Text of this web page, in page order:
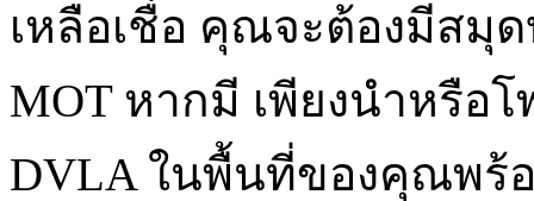
เหลือเชื่อ คุณจะต้องมีสมุ
MOT หากมี เพียงนำหรือ
DVLA ในพื้นที่ของคุณพร้